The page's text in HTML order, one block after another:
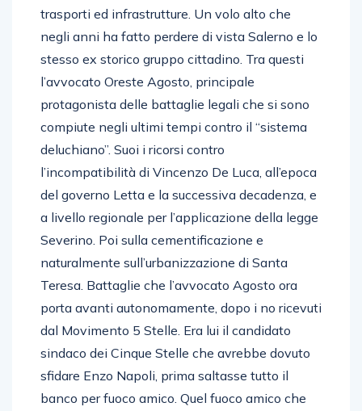
trasporti ed infrastrutture. Un volo alto che
negli anni ha fatto perdere di vista Salerno e lo
stesso ex storico gruppo cittadino. Tra questi
l’avvocato Oreste Agosto, principale
protagonista delle battaglie legali che si sono
compiute negli ultimi tempi contro il “sistema
deluchiano”. Suoi i ricorsi contro
l’incompatibilità di Vincenzo De Luca, all’epoca
del governo Letta e la successiva decadenza, e
a livello regionale per l’applicazione della legge
Severino. Poi sulla cementificazione e
naturalmente sull’urbanizzazione di Santa
Teresa. Battaglie che l’avvocato Agosto ora
porta avanti autonomamente, dopo i no ricevuti
dal Movimento 5 Stelle. Era lui il candidato
sindaco dei Cinque Stelle che avrebbe dovuto
sfidare Enzo Napoli, prima saltasse tutto il
banco per fuoco amico. Quel fuoco amico che